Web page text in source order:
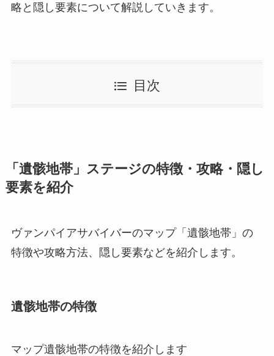
略と隠し要素について解説していきます。
目次
「遺骸地帯」ステージの特徴・攻略・隠し
要素を紹介
ヴァンパイアサバイバーのマップ「遺骸地帯」の
特徴や攻略方法、隠し要素などを紹介します。
遺骸地帯の特徴
マップ遺骸地帯の特徴を紹介します